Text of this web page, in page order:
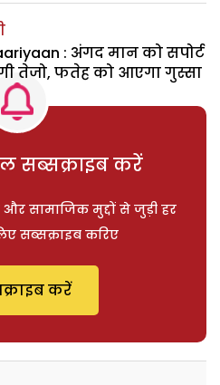
: अंगद मान को सपोर्ट
तेजो, फतेह को आएगा गुस्सा
सब्सक्राइब करें
सामाजिक मुद्दों से जुड़ी हर
सब्सक्राइब करिए
करें